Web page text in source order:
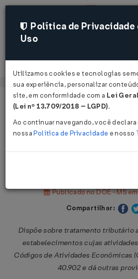
Página Inicial
Legislações
Decreto nº 10.098
Publicado no DOE - MS
Compartilhar:
Dispõe sobre tratamento tributário
estabelecimentos cujas
Códigos de Atividades Econômicas
40.902 e dá outras
Política de Privacidade
Uso
Utilizamos cookies e tecnologias
sua experiência, personalizar
site, em conformidade com a Lei
(Lei nº 13.709/2018 – LGPD).
Ao continuar navegando, você
nossaPolítica de Privacidade e nosso